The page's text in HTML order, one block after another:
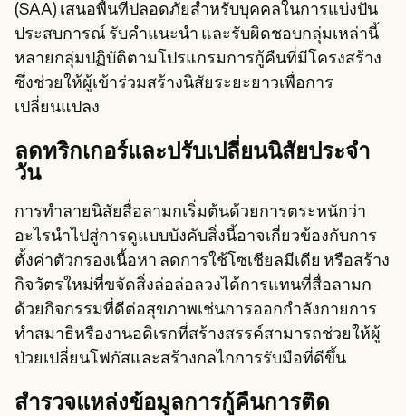
(SAA) เสนอพื้นที่ปลอดภัยสำหรับบุคคลในการแบ่งปัน
ประสบการณ์ รับคำแนะนำ และรับผิดชอบกลุ่มเหล่านี้
หลายกลุ่มปฏิบัติตามโปรแกรมการกู้คืนที่มีโครงสร้าง
ซึ่งช่วยให้ผู้เข้าร่วมสร้างนิสัยระยะยาวเพื่อการ
เปลี่ยนแปลง
ลดทริกเกอร์และปรับเปลี่ยนนิสัยประจำ
วัน
การทำลายนิสัยสื่อลามกเริ่มต้นด้วยการตระหนักว่า
อะไรนำไปสู่การดูแบบบังคับสิ่งนี้อาจเกี่ยวข้องกับการ
ตั้งค่าตัวกรองเนื้อหา ลดการใช้โซเชียลมีเดีย หรือสร้าง
กิจวัตรใหม่ที่ขจัดสิ่งล่อล่อลวงได้การแทนที่สื่อลามก
ด้วยกิจกรรมที่ดีต่อสุขภาพเช่นการออกกำลังกายการ
ทำสมาธิหรืองานอดิเรกที่สร้างสรรค์สามารถช่วยให้ผู้
ป่วยเปลี่ยนโฟกัสและสร้างกลไกการรับมือที่ดีขึ้น
สำรวจแหล่งข้อมูลการกู้คืนการติด